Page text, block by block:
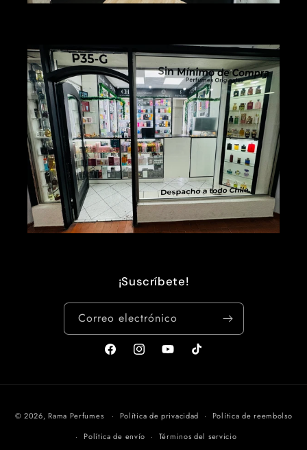
¡Suscríbete!
Correo electrónico
FacebookInstagramYouTubeTikTok
de
pago
© 2026, Rama Perfumes Política de privacidad
Política de reembolso
Política de envío
Términos del servicio